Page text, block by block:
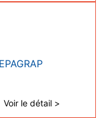
Voir le détail >